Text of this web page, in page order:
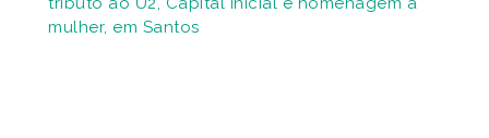
mulher, em Santos